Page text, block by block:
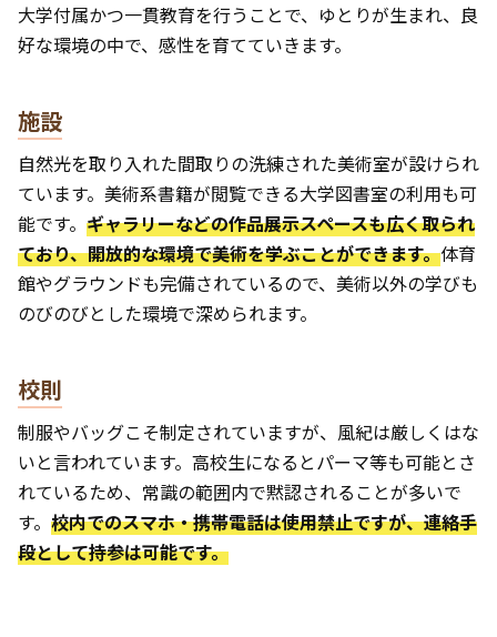
大学付属かつ一貫教育を行うことで、ゆとりが生まれ、良
好な環境の中で、感性を育てていきます。
施設
自然光を取り入れた間取りの洗練された美術室が設けられ
ています。美術系書籍が閲覧できる大学図書室の利用も可
能です。 ギャラリーなどの作品展示スペースも広く取られ
ており、開放的な環境で美術を学ぶことができます。体育
館やグラウンドも完備されているので、美術以外の学びも
のびのびとした環境で深められます。
校則
制服やバッグこそ制定されていますが、風紀は厳しくはな
いと言われています。高校生になるとパーマ等も可能とさ
れているため、常識の範囲内で黙認されることが多いで
す。 校内でのスマホ・携帯電話は使用禁止ですが、連絡手
段として持参は可能です。